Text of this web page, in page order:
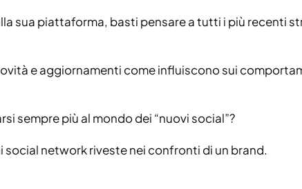
sua piattaforma, basti pensare a tutti i più recenti
e aggiornamenti come influiscono sui
sempre più al mondo dei “nuovi social”?
social network riveste nei confronti di un brand.